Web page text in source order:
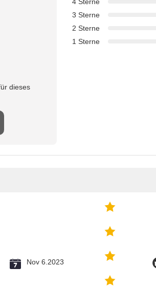
dieses
3 Sterne
2 Sterne
1 Sterne
Nov 6.2023